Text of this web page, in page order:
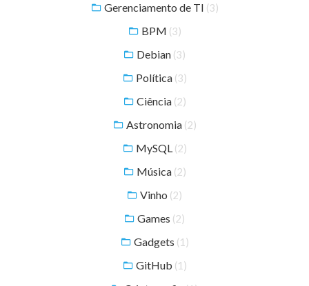
Gerenciamento de TI (3)
BPM (3)
Debian (3)
Política (3)
Ciência (2)
Astronomia (2)
MySQL (2)
Música (2)
Vinho (2)
Games (2)
Gadgets (1)
GitHub (1)